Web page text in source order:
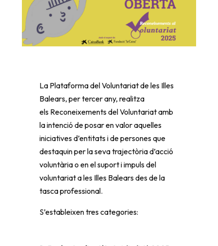
La Plataforma del Voluntariat de les Illes
Balears, per tercer any, realitza
els Reconeixements del Voluntariat amb
la intenció de posar en valor aquelles
iniciatives d’entitats i de persones que
destaquin per la seva trajectòria d’acció
voluntària o en el suport i impuls del
voluntariat a les Illes Balears des de la
tasca professional.
S’estableixen tres categories: